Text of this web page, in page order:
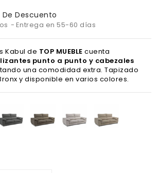
De Descuento
Entrega en 55-60 días
Kabul de TOP MUEBLE cuenta
punto a punto y cabezales
una comodidad extra. Tapizado
y disponible en varios colores.
AntracitaSmoke Gris
Claro
Piedra